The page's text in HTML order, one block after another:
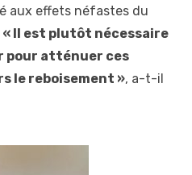
aux effets néfastes du
« Il est plutôt nécessaire
pour atténuer ces
le reboisement », a-t-il